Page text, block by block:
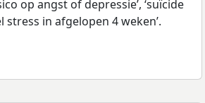
op angst of depressie’, ‘suïcide
stress in afgelopen 4 weken’.